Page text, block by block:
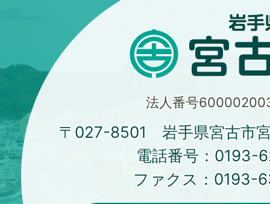
法人番号
〒027-8501 岩手県宮古市
電話番号： 0193-
ファクス： 0193-